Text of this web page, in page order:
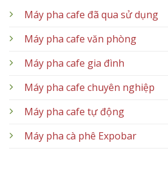
Máy pha cafe đã qua sử dụng
Máy pha cafe văn phòng
Máy pha cafe gia đình
Máy pha cafe chuyên nghiệp
Máy pha cafe tự động
Máy pha cà phê Expobar